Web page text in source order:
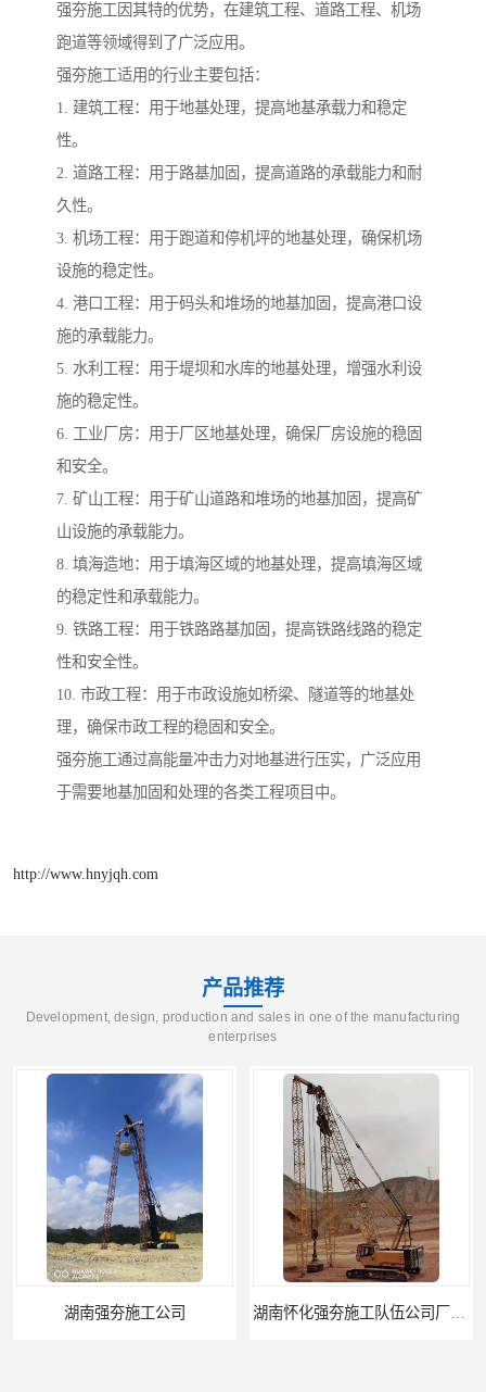
强夯施工因其特的优势，在建筑工程、道路工程、机场
跑道等领域得到了广泛应用。
强夯施工适用的行业主要包括：
1. 建筑工程：用于地基处理，提高地基承载力和稳定
性。
2. 道路工程：用于路基加固，提高道路的承载能力和耐
久性。
3. 机场工程：用于跑道和停机坪的地基处理，确保机场
设施的稳定性。
4. 港口工程：用于码头和堆场的地基加固，提高港口设
施的承载能力。
5. 水利工程：用于堤坝和水库的地基处理，增强水利设
施的稳定性。
6. 工业厂房：用于厂区地基处理，确保厂房设施的稳固
和安全。
7. 矿山工程：用于矿山道路和堆场的地基加固，提高矿
山设施的承载能力。
8. 填海造地：用于填海区域的地基处理，提高填海区域
的稳定性和承载能力。
9. 铁路工程：用于铁路路基加固，提高铁路线路的稳定
性和安全性。
10. 市政工程：用于市政设施如桥梁、隧道等的地基处
理，确保市政工程的稳固和安全。
强夯施工通过高能量冲击力对地基进行压实，广泛应用
于需要地基加固和处理的各类工程项目中。
http://www.hnyjqh.com
产品推荐
Development, design, production and sales in one of the manufacturing
enterprises